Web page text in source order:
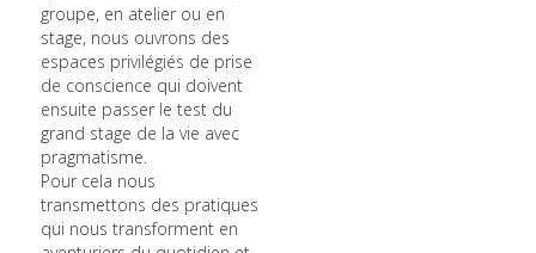
groupe, en atelier ou en
stage, nous ouvrons des
espaces privilégiés de prise
de conscience qui doivent
ensuite passer le test du
grand stage de la vie avec
pragmatisme.
Pour cela nous
transmettons des pratiques
qui nous transforment en